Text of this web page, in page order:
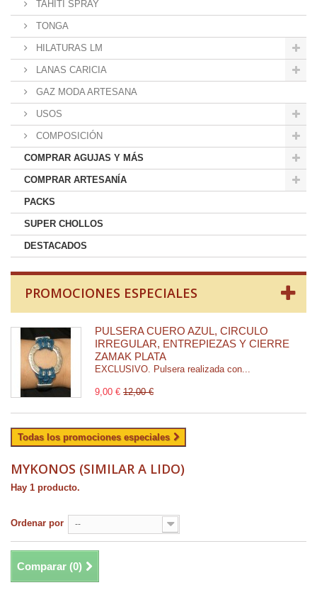
TAHITI SPRAY
TONGA
HILATURAS LM
LANAS CARICIA
GAZ MODA ARTESANA
USOS
COMPOSICIÓN
COMPRAR AGUJAS Y MÁS
COMPRAR ARTESANÍA
PACKS
SUPER CHOLLOS
DESTACADOS
PROMOCIONES ESPECIALES
PULSERA CUERO AZUL, CIRCULO
IRREGULAR, ENTREPIEZAS Y CIERRE
ZAMAK PLATA
EXCLUSIVO. Pulsera realizada con...
9,00 € 12,00 €
Todas los promociones especiales
MYKONOS (SIMILAR A LIDO)
Hay 1 producto.
Ordenar por --
Comparar (0)